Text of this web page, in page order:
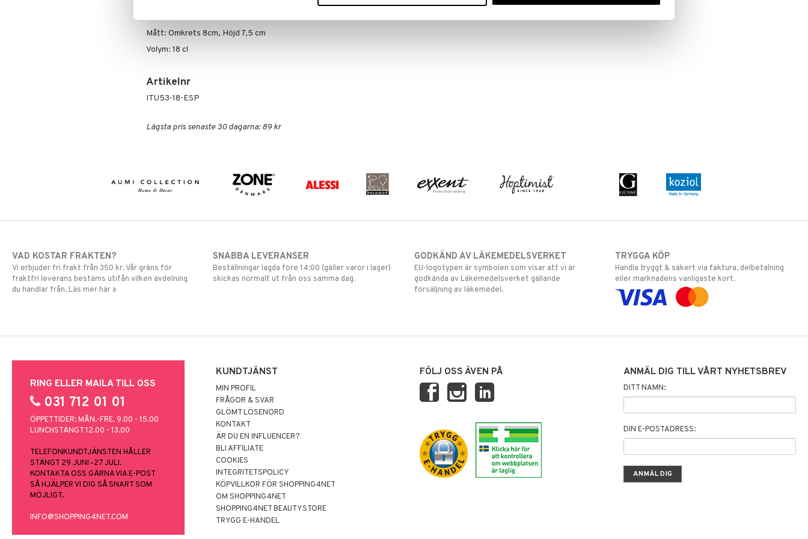
Mått: Omkrets 8cm, Höjd 7,5 cm
Volym: 18 cl
Artikelnr
ITU53-18-ESP
Lägsta pris senaste 30 dagarna: 89 kr
VAD KOSTAR FRAKTEN?
Vi erbjuder fri frakt från 350 kr. Vår gräns för
fraktfri leverans bestäms utifån vilken avdelning
du handlar från. Läs mer här »
SNABBA LEVERANSER
Beställningar lagda före 14:00 (gäller varor i lager)
skickas normalt ut från oss samma dag.
GODKÄND AV LÄKEMEDELSVERKET
EU-logotypen är symbolen som visar att vi är
godkända av Läkemedelsverket gällande
försäljning av läkemedel.
TRYGGA KÖP
Handla tryggt & säkert via faktura, delbetalning
eller marknadens vanligaste kort.
RING ELLER MAILA TILL OSS
031 712 01 01
ÖPPETTIDER: MÅN.-FRE. 9.00 - 15.00
LUNCHSTÄNGT 12.00 - 13.00
TELEFONKUNDTJÄNSTEN HÅLLER
STÄNGT 29 JUNI–27 JULI.
KONTAKTA OSS GÄRNA VIA E-POST
SÅ HJÄLPER VI DIG SÅ SNART SOM
MÖJLIGT.
INFO@SHOPPING4NET.COM
KUNDTJÄNST
MIN PROFIL
FRÅGOR & SVAR
GLÖMT LÖSENORD
KONTAKT
ÄR DU EN INFLUENCER?
BLI AFFILIATE
COOKIES
INTEGRITETSPOLICY
KÖPVILLKOR FÖR SHOPPING4NET
OM SHOPPING4NET
SHOPPING4NET BEAUTYSTORE
TRYGG E-HANDEL
FÖLJ OSS ÄVEN PÅ ANMÄL DIG TILL VÅRT NYHETSBREV
DITT NAMN:
DIN E-POSTADRESS: